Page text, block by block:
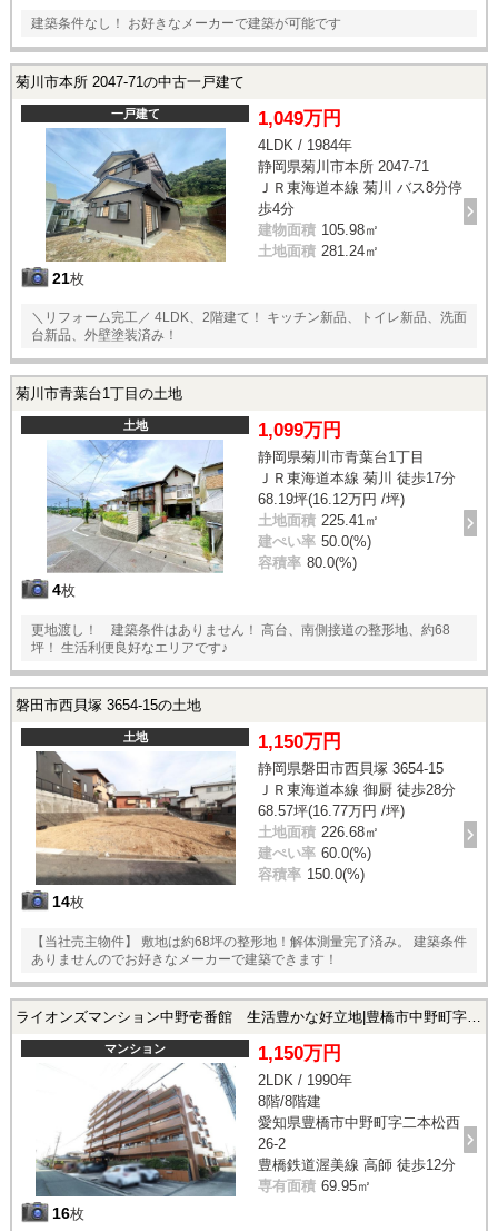
建築条件なし！ お好きなメーカーで建築が可能です
菊川市本所 2047-71の中古一戸建て
一戸建て
21枚
1,049万円
4LDK / 1984年
静岡県菊川市本所 2047-71
ＪＲ東海道本線 菊川 バス8分停
歩4分
建物面積 105.98㎡
土地面積 281.24㎡
＼リフォーム完工／ 4LDK、2階建て！ キッチン新品、トイレ新品、洗面
台新品、外壁塗装済み！
菊川市青葉台1丁目の土地
土地
4枚
1,099万円
静岡県菊川市青葉台1丁目
ＪＲ東海道本線 菊川 徒歩17分
68.19坪(16.12万円 /坪)
土地面積 225.41㎡
建ぺい率 50.0(%)
容積率 80.0(%)
更地渡し！ 建築条件はありません！ 高台、南側接道の整形地、約68
坪！ 生活利便良好なエリアです♪
磐田市西貝塚 3654-15の土地
土地
14枚
1,150万円
静岡県磐田市西貝塚 3654-15
ＪＲ東海道本線 御厨 徒歩28分
68.57坪(16.77万円 /坪)
土地面積 226.68㎡
建ぺい率 60.0(%)
容積率 150.0(%)
【当社売主物件】 敷地は約68坪の整形地！解体測量完了済み。 建築条件
ありませんのでお好きなメーカーで建築できます！
ライオンズマンション中野壱番館 生活豊かな好立地|豊橋市中野町字二本松西 26-2の中古マンション
マンション
16枚
1,150万円
2LDK / 1990年
8階/8階建
愛知県豊橋市中野町字二本松西
26-2
豊橋鉄道渥美線 高師 徒歩12分
専有面積 69.95㎡